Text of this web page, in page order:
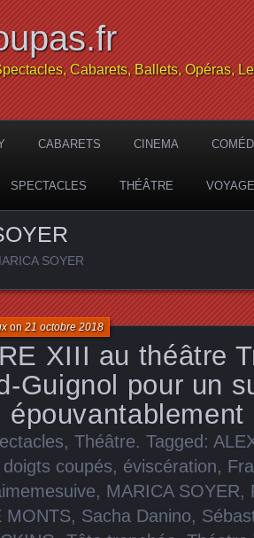
Cabarets, Ballets, Opéras,
CABARETS CINEMA
SPECTACLES THÉÂTRE
SOYER
XIII au théâtre
Guignol pour un
on21 octobre 2018
, Théâtre. Tagged:
doigts coupés, éviscération,
, MARICA SOYER,
MONTS, Sacha Danino,